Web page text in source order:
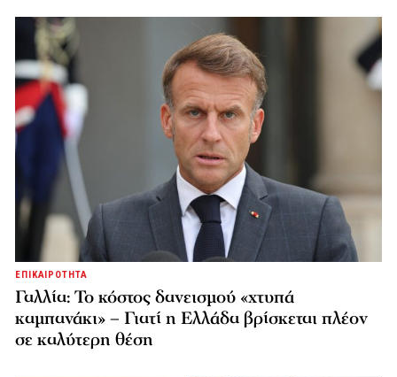
ΕΠΙΚΑΙΡΟΤΗΤΑ
Γαλλία: Το κόστος δανεισμού «χτυπά
καμπανάκι» – Γιατί η Ελλάδα βρίσκεται πλέον
σε καλύτερη θέση